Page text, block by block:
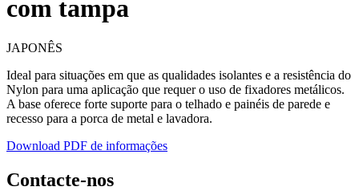
com tampa
JAPONÊS
Ideal para situações em que as qualidades isolantes e a resistência do
Nylon para uma aplicação que requer o uso de fixadores metálicos.
A base oferece forte suporte para o telhado e painéis de parede e
recesso para a porca de metal e lavadora.
Download PDF de informações
Contacte-nos